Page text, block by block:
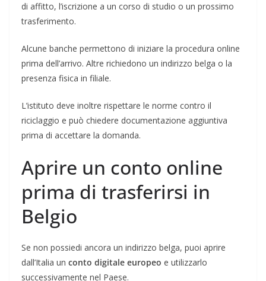
di affitto, l’iscrizione a un corso di studio o un prossimo
trasferimento.
Alcune banche permettono di iniziare la procedura online
prima dell’arrivo. Altre richiedono un indirizzo belga o la
presenza fisica in filiale.
L’istituto deve inoltre rispettare le norme contro il
riciclaggio e può chiedere documentazione aggiuntiva
prima di accettare la domanda.
Aprire un conto online
prima di trasferirsi in
Belgio
Se non possiedi ancora un indirizzo belga, puoi aprire
dall’Italia un conto digitale europeo e utilizzarlo
successivamente nel Paese.